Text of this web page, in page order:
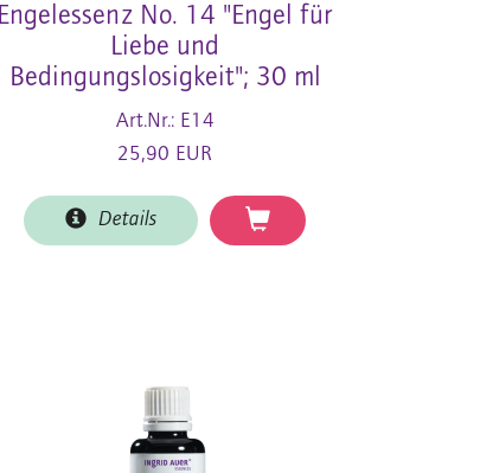
Engelessenz No. 14 "Engel für
Liebe und
Bedingungslosigkeit"; 30 ml
Art.Nr.: E14
25,90 EUR
Details